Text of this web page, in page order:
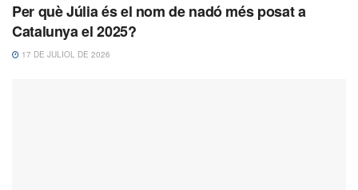
Per què Júlia és el nom de nadó més posat a
Catalunya el 2025?
17 DE JULIOL DE 2026